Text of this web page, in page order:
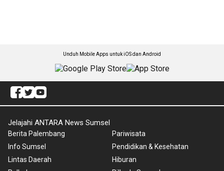
Unduh Mobile Apps untuk iOS dan Android
Jelajahi ANTARA News Sumsel
Berita Palembang
Info Sumsel
Lintas Daerah
Pariwisata
Pendidikan & Kesehatan
Hiburan